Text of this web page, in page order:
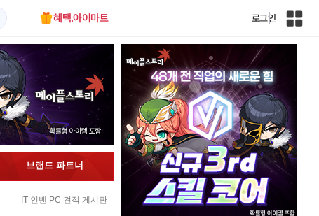
혜택.아이마트 로그인
인
브랜드 파트너
IT 인벤 PC 견적 게시판